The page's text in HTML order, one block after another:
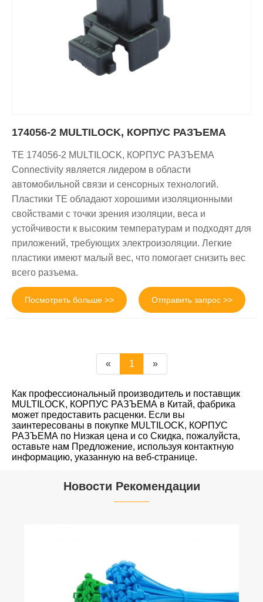
174056-2 MULTILOCK, КОРПУС РАЗЪЕМА
TE 174056-2 MULTILOCK, КОРПУС РАЗЪЕМА
Connectivity является лидером в области
автомобильной связи и сенсорных технологий.
Пластики TE обладают хорошими изоляционными
свойствами с точки зрения изоляции, веса и
устойчивости к высоким температурам и подходят для
приложений, требующих электроизоляции. Легкие
пластики имеют малый вес, что помогает снизить вес
всего разъема.
Посмотреть больше >> Отправить запрос >>
« 1 »
Как профессиональный производитель и поставщик
MULTILOCK, КОРПУС РАЗЪЕМА в Китай, фабрика
может предоставить расценки. Если вы
заинтересованы в покупке MULTILOCK, КОРПУС
РАЗЪЕМА по Низкая цена и со Скидка, пожалуйста,
оставьте нам Предложение, используя контактную
информацию, указанную на веб-странице.
Новости Рекомендации